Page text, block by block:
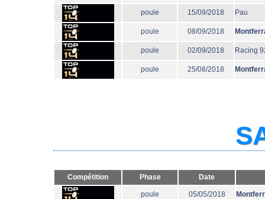
poule 15/09/2018 Pau
poule 08/09/2018
poule 02/09/2018 Racing
poule 25/08/2018
Compétition Phase Date
poule 05/05/2018